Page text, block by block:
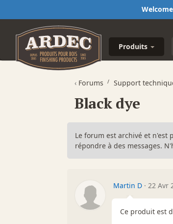
Produits
‹ Forums Support
Black dye
Le forum est archivé et n'est
répondre à des messages.
Martin D · 22 Avr
Ce produit est